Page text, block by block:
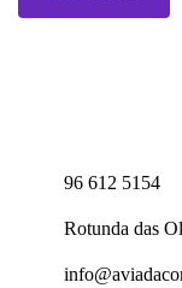
96 612 5154
Rotunda das